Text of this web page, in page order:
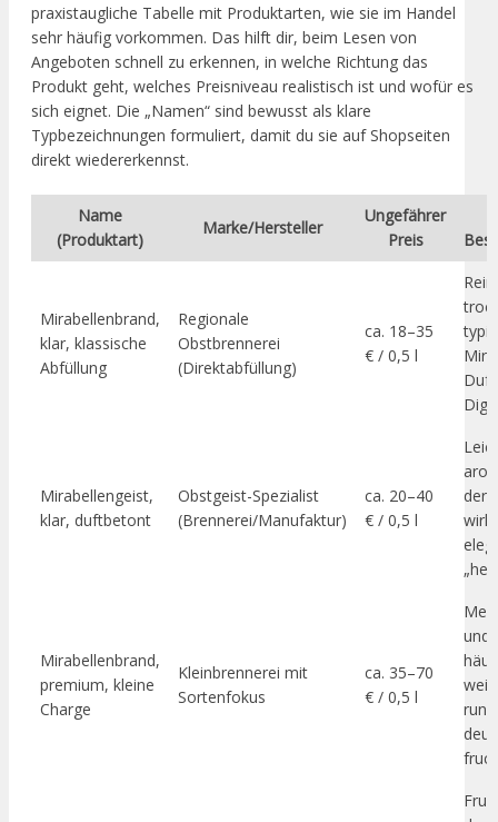
praxistaugliche Tabelle mit Produktarten, wie sie im Handel
sehr häufig vorkommen. Das hilft dir, beim Lesen von
Angeboten schnell zu erkennen, in welche Richtung das
Produkt geht, welches Preisniveau realistisch ist und wofür es
sich eignet. Die „Namen“ sind bewusst als klare
Typbezeichnungen formuliert, damit du sie auf Shopseiten
direkt wiedererkennst.
Name
(Produktart)
Marke/Hersteller
Ungefährer
Preis
Mirabellenbrand,
klar, klassische
Abfüllung
Regionale
Obstbrennerei
(Direktabfüllung)
ca. 18–35
€ / 0,5 l
Mirabellengeist,
klar, duftbetont
Obstgeist-Spezialist
(Brennerei/Manufaktur)
ca. 20–40
€ / 0,5 l
der
Mirabellenbrand,
premium, kleine
Charge
Kleinbrennerei mit
Sortenfokus
ca. 35–70
€ / 0,5 l
und